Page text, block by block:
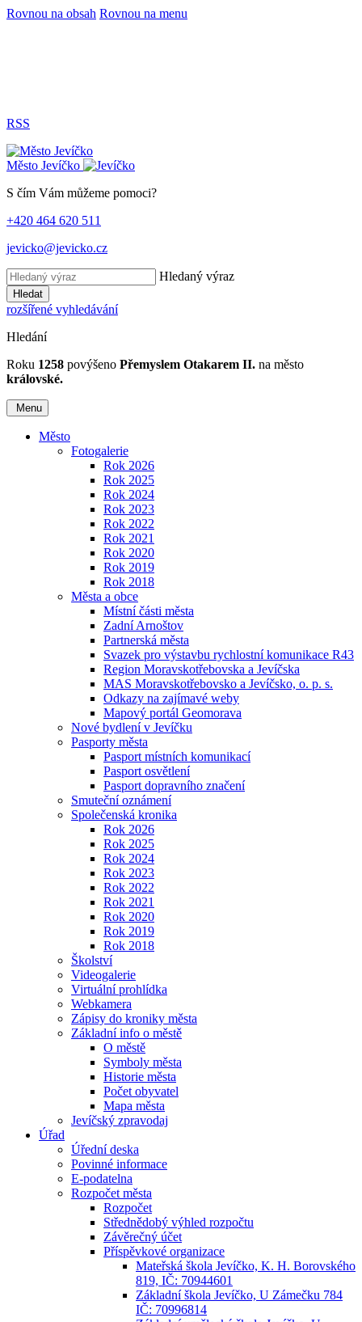
Rovnou na obsah Rovnou na menu
RSS
Město Jevíčko
S čím Vám můžeme pomoci?
+420 464 620 511
jevicko@jevicko.cz
Hledaný výraz
Hledat
rozšířené vyhledávání
Hledání
Roku 1258 povýšeno Přemyslem Otakarem II. na město
královské.
Menu
Město
Fotogalerie
Rok 2026
Rok 2025
Rok 2024
Rok 2023
Rok 2022
Rok 2021
Rok 2020
Rok 2019
Rok 2018
Města a obce
Místní části města
Zadní Arnoštov
Partnerská města
Svazek pro výstavbu rychlostní komunikace R43
Region Moravskotřebovska a Jevíčska
MAS Moravskotřebovsko a Jevíčsko, o. p. s.
Odkazy na zajímavé weby
Mapový portál Geomorava
Nové bydlení v Jevíčku
Pasporty města
Pasport místních komunikací
Pasport osvětlení
Pasport dopravního značení
Smuteční oznámení
Společenská kronika
Rok 2026
Rok 2025
Rok 2024
Rok 2023
Rok 2022
Rok 2021
Rok 2020
Rok 2019
Rok 2018
Školství
Videogalerie
Virtuální prohlídka
Webkamera
Zápisy do kroniky města
Základní info o městě
O městě
Symboly města
Historie města
Počet obyvatel
Mapa města
Jevíčský zpravodaj
Úřad
Úřední deska
Povinné informace
E-podatelna
Rozpočet města
Rozpočet
Střednědobý výhled rozpočtu
Závěrečný účet
Příspěvkové organizace
Mateřská škola Jevíčko, K. H. Borovského
819, IČ: 70944601
Základní škola Jevíčko, U Zámečku 784
IČ: 70996814